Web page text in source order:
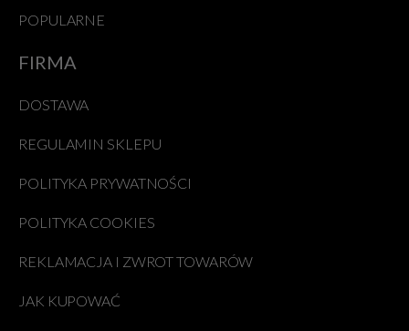
POPULARNE
FIRMA
DOSTAWA
REGULAMIN SKLEPU
POLITYKA PRYWATNOŚCI
POLITYKA COOKIES
REKLAMACJA I ZWROT TOWARÓW
JAK KUPOWAĆ